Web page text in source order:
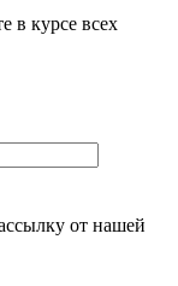
в курсе всех
от нашей